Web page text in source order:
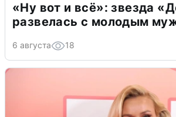
«Ну вот и всё»: звезда
развелась с молодым
6 августа 18